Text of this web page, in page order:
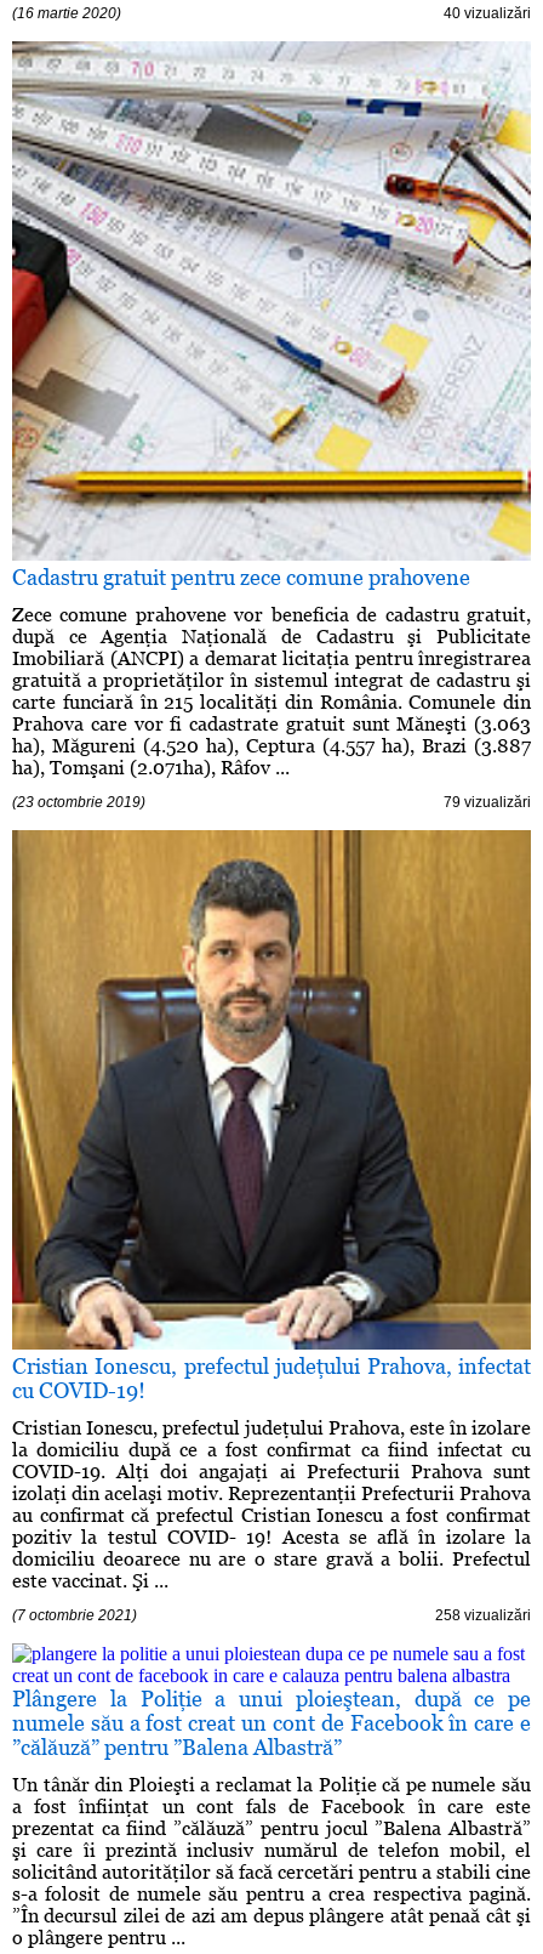
(16 martie 2020) 40 vizualizări
Cadastru gratuit pentru zece comune prahovene
Zece comune prahovene vor beneficia de cadastru gratuit,
după ce Agenţia Naţională de Cadastru şi Publicitate
Imobiliară (ANCPI) a demarat licitaţia pentru înregistrarea
gratuită a proprietăţilor în sistemul integrat de cadastru şi
carte funciară în 215 localităţi din România. Comunele din
Prahova care vor fi cadastrate gratuit sunt Măneşti (3.063
ha), Măgureni (4.520 ha), Ceptura (4.557 ha), Brazi (3.887
ha), Tomşani (2.071ha), Râfov ...
(23 octombrie 2019) 79 vizualizări
Cristian Ionescu, prefectul judeţului Prahova, infectat
cu COVID-19!
Cristian Ionescu, prefectul judeţului Prahova, este în izolare
la domiciliu după ce a fost confirmat ca fiind infectat cu
COVID-19. Alţi doi angajaţi ai Prefecturii Prahova sunt
izolaţi din acelaşi motiv. Reprezentanţii Prefecturii Prahova
au confirmat că prefectul Cristian Ionescu a fost confirmat
pozitiv la testul COVID- 19! Acesta se află în izolare la
domiciliu deoarece nu are o stare gravă a bolii. Prefectul
este vaccinat. Şi ...
(7 octombrie 2021) 258 vizualizări
Plângere la Poliţie a unui ploieştean, după ce pe
numele său a fost creat un cont de Facebook în care e
”călăuză” pentru ”Balena Albastră”
Un tânăr din Ploieşti a reclamat la Poliţie că pe numele său
a fost înfiinţat un cont fals de Facebook în care este
prezentat ca fiind ”călăuză” pentru jocul ”Balena Albastră”
şi care îi prezintă inclusiv numărul de telefon mobil, el
solicitând autorităţilor să facă cercetări pentru a stabili cine
s-a folosit de numele său pentru a crea respectiva pagină.
”În decursul zilei de azi am depus plângere atât penaă cât şi
o plângere pentru ...